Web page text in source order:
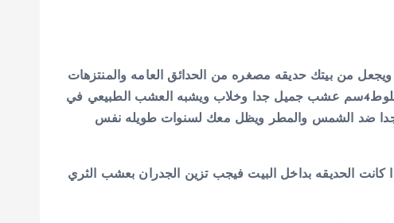
من بيتك حديقه مصغره من الحدائق العامه والمنتزهات
فأصبح لا داعي للخروج يوما وعندك ببيتك حديقه مصممه من الجواد انواع العشب الصناعي كمثال للارضيه فعشب المخلوط4سم عشب جميل جدا وخلاب ويشبه العشب الطبيعي في
جدا ضد الشمس والمطر ويظل معك لسنوات طويله نفس
كانت الحديقه بداخل البيت فيجب تزين الجدران بعشب الثري